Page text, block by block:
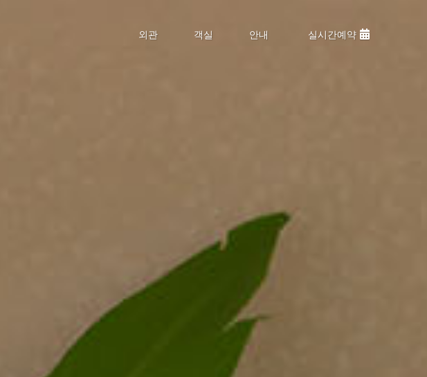
외관 객실 안내 실시간예약